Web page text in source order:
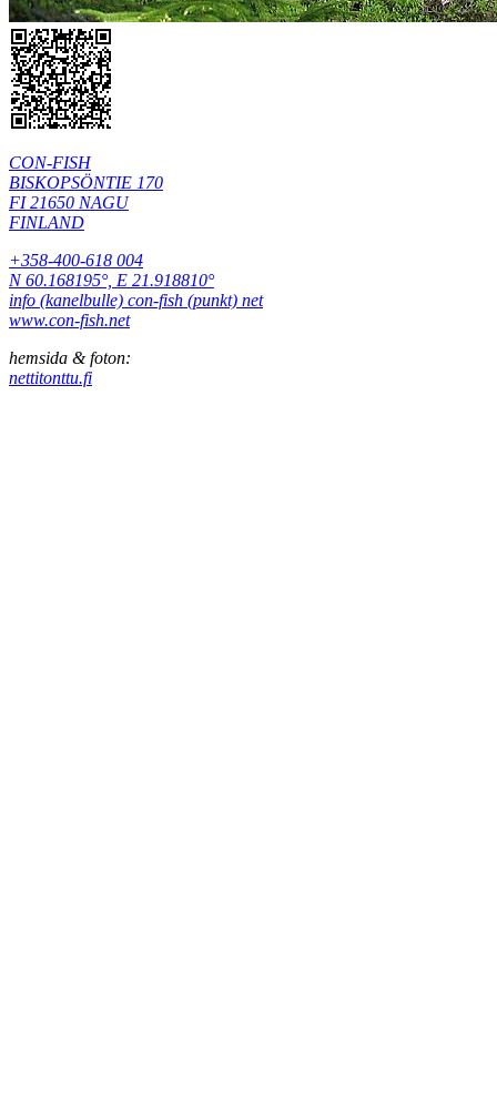
CON-FISH
BISKOPSÖNTIE 170
FI 21650 NAGU
FINLAND
+358-400-618 004
N 60.168195°, E 21.918810°
info (kanelbulle) con-fish (punkt) net
www.con-fish.net
hemsida & foton:
nettitonttu.fi